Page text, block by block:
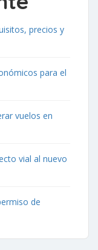
precios y
para el
vuelos en
vial al nuevo
de